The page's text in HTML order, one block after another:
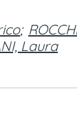
;
Laura